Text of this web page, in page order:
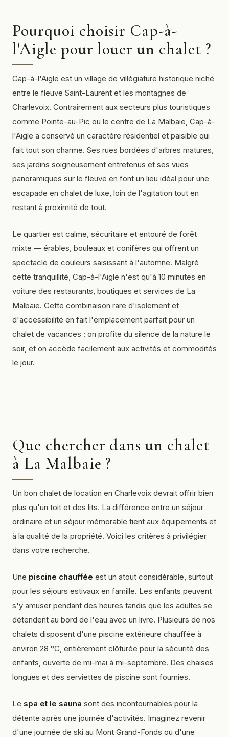
Pourquoi choisir Cap-à-
l'Aigle pour louer un chalet ?
Cap-à-l'Aigle est un village de villégiature historique niché
entre le fleuve Saint-Laurent et les montagnes de
Charlevoix. Contrairement aux secteurs plus touristiques
comme Pointe-au-Pic ou le centre de La Malbaie, Cap-à-
l'Aigle a conservé un caractère résidentiel et paisible qui
fait tout son charme. Ses rues bordées d'arbres matures,
ses jardins soigneusement entretenus et ses vues
panoramiques sur le fleuve en font un lieu idéal pour une
escapade en chalet de luxe, loin de l'agitation tout en
restant à proximité de tout.
Le quartier est calme, sécuritaire et entouré de forêt
mixte — érables, bouleaux et conifères qui offrent un
spectacle de couleurs saisissant à l'automne. Malgré
cette tranquillité, Cap-à-l'Aigle n'est qu'à 10 minutes en
voiture des restaurants, boutiques et services de La
Malbaie. Cette combinaison rare d'isolement et
d'accessibilité en fait l'emplacement parfait pour un
chalet de vacances : on profite du silence de la nature le
soir, et on accède facilement aux activités et commodités
le jour.
Que chercher dans un chalet
à La Malbaie ?
Un bon chalet de location en Charlevoix devrait offrir bien
plus qu'un toit et des lits. La différence entre un séjour
ordinaire et un séjour mémorable tient aux équipements et
à la qualité de la propriété. Voici les critères à privilégier
dans votre recherche.
Une piscine chauffée est un atout considérable, surtout
pour les séjours estivaux en famille. Les enfants peuvent
s'y amuser pendant des heures tandis que les adultes se
détendent au bord de l'eau avec un livre. Plusieurs de nos
chalets disposent d'une piscine extérieure chauffée à
environ 28 °C, entièrement clôturée pour la sécurité des
enfants, ouverte de mi-mai à mi-septembre. Des chaises
longues et des serviettes de piscine sont fournies.
Le spa et le sauna sont des incontournables pour la
détente après une journée d'activités. Imaginez revenir
d'une journée de ski au Mont Grand-Fonds ou d'une